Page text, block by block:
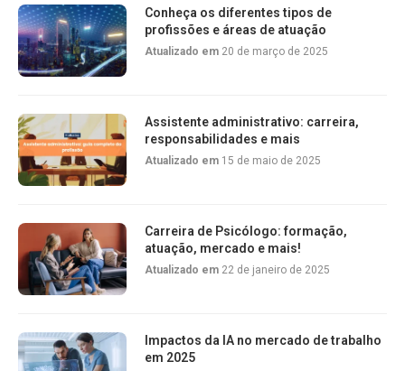
Conheça os diferentes tipos de
profissões e áreas de atuação
Atualizado em 20 de março de 2025
Assistente administrativo: carreira,
responsabilidades e mais
Atualizado em 15 de maio de 2025
Carreira de Psicólogo: formação,
atuação, mercado e mais!
Atualizado em 22 de janeiro de 2025
Impactos da IA no mercado de trabalho
em 2025